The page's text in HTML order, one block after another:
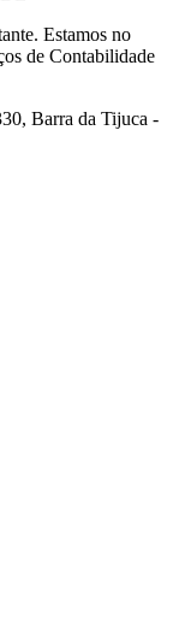
Estamos no
de Contabilidade
Barra da Tijuca -